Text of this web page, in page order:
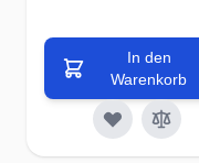
In den
Warenkorb